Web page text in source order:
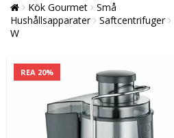
Kök Gourmet
Små
Hushållsapparater
Saftcentrifuger
W
REA 20%